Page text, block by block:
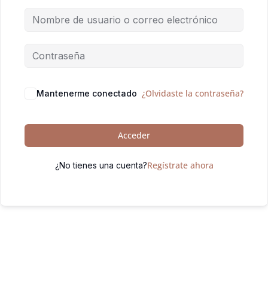
Mantenerme conectado ¿Olvidaste la contraseña?
Acceder
¿No tienes una cuenta?Regístrate ahora